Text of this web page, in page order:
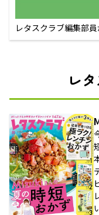
レタスクラブ編集部
レ